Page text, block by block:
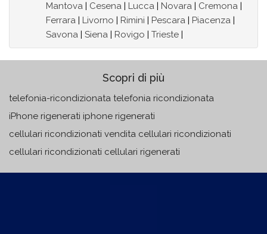
Mantova
Cesena Lucca Novara Cremona
Ferrara
Livorno Rimini Pescara Piacenza
Savona
Siena Rovigo Trieste
Scopri di più
telefonia-ricondizionata telefonia ricondizionata
iPhone rigenerati iphone rigenerati
cellulari ricondizionati vendita cellulari ricondizionati
cellulari ricondizionati cellulari rigenerati